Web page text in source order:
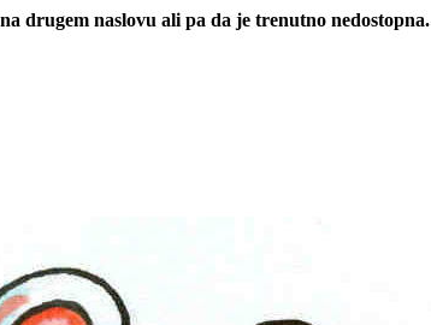
drugem naslovu ali pa da je trenutno nedostopna.